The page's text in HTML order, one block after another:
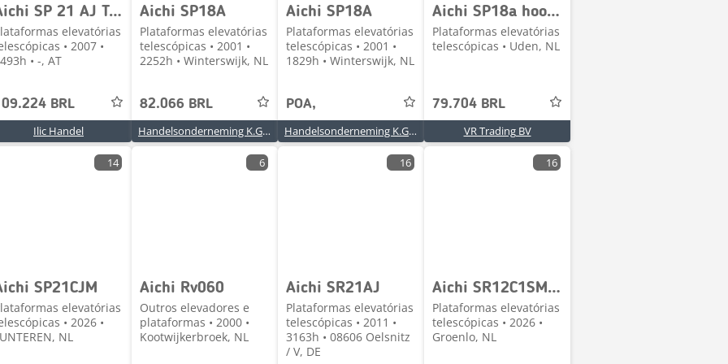
Aichi SP 21 AJ Teleskoparbeitsbühne Allrad 4x4
elevatórias
• 2007 •
• -, AT
BRL
Ilic Handel
Aichi SP18A
Plataformas elevatórias
telescópicas • 2001 •
2252h • Winterswijk, NL
82.066 BRL
Handelsonderneming K.G. Weis
Aichi SP18A
Plataformas elevatórias
telescópicas • 2001 •
1829h • Winterswijk, NL
POA,
Handelsonderneming K.G. Weis
Aichi SP18a hoogwerker telescoop Verreiker - JLG - genie
Plataformas elevatórias
telescópicas • Uden, NL
79.704 BRL
VR Trading BV
14
SP21CJM
elevatórias
• 2026 •
NL
6
Aichi Rv060
Outros elevadores e
plataformas • 2000 •
Kootwijkerbroek, NL
16
Aichi SR21AJ
Plataformas elevatórias
telescópicas • 2011 •
3163h • 08606 Oelsnitz
/ V, DE
16
Aichi SR12C1SM Valid inspection, *Guarantee! Diesel, Tra
Plataformas elevatórias
telescópicas • 2026 •
Groenlo, NL